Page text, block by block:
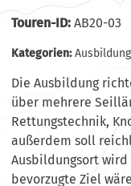
Touren-ID: AB20-03
Kategorien:Ausbildung
Die Ausbildung
über mehrere
Rettungstechnik,
außerdem soll
Ausbildungsort wird
bevorzugte Ziel